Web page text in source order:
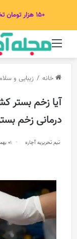
۱۵۰ هزار تومان تخفیف
منو
خانه / زیبایی و
آیا زخم بستر
درمانی زخم
تیم تحریریه آچاره 01 بهمن 1402